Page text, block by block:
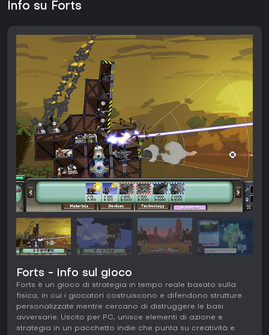
Info su Forts
Forts - info sul gioco
Forts è un gioco di strategia in tempo reale basato sulla
fisica, in cui i giocatori costruiscono e difendono strutture
personalizzate mentre cercano di distruggere le basi
avversarie. Uscito per PC, unisce elementi di azione e
strategia in un pacchetto indie che punta su creatività e